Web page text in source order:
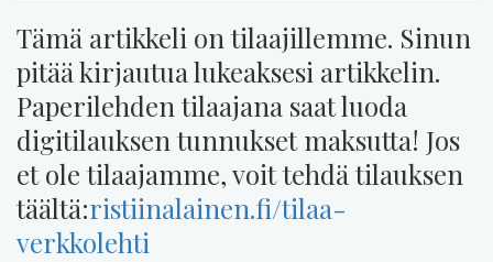
Tämä artikkeli on tilaajillemme. Sinun
pitää kirjautua lukeaksesi artikkelin.
Paperilehden tilaajana saat luoda
digitilauksen tunnukset maksutta! Jos
et ole tilaajamme, voit tehdä tilauksen
täältä:ristiinalainen.fi/tilaa-
verkkolehti